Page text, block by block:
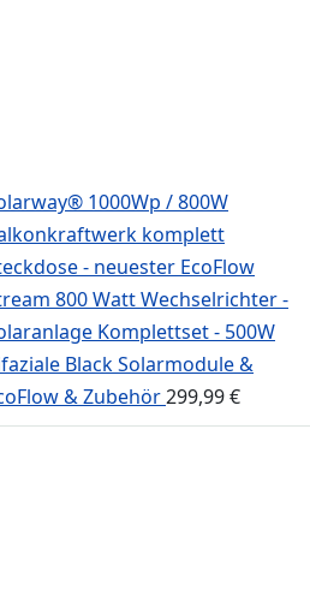
1000Wp / 800W
komplett
- neuester EcoFlow
800 Watt Wechselrichter -
Komplettset - 500W
Black Solarmodule &
& Zubehör299,99€